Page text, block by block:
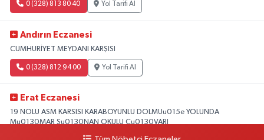
0 (328) 813 80 40 Yol Tarifi Al
Andırın Eczanesi
CUMHURİYET MEYDANI KARŞISI
0 (328) 812 94 00 Yol Tarifi Al
Erat Eczanesi
19 NOLU ASM KARSISI KARABOYUNLU DOLMUu015e YOLUNDA
Mu0130MAR Su0130NAN OKULU Cu0130VARI